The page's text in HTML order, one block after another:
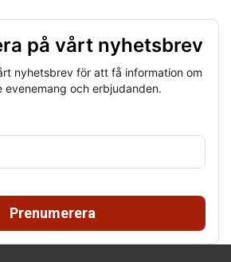
på vårt nyhetsbrev
nyhetsbrev för att få information om
evenemang och erbjudanden.
Prenumerera